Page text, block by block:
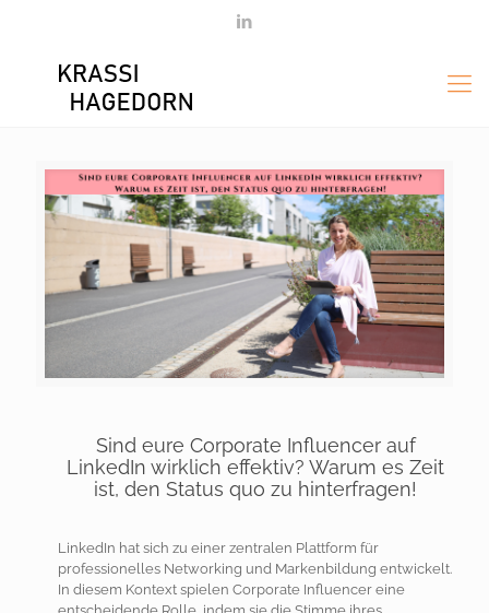
Sind eure Corporate Influencer auf
LinkedIn wirklich effektiv? Warum es Zeit
ist, den Status quo zu hinterfragen!
LinkedIn hat sich zu einer zentralen Plattform für
professionelles Networking und Markenbildung entwickelt.
In diesem Kontext spielen Corporate Influencer eine